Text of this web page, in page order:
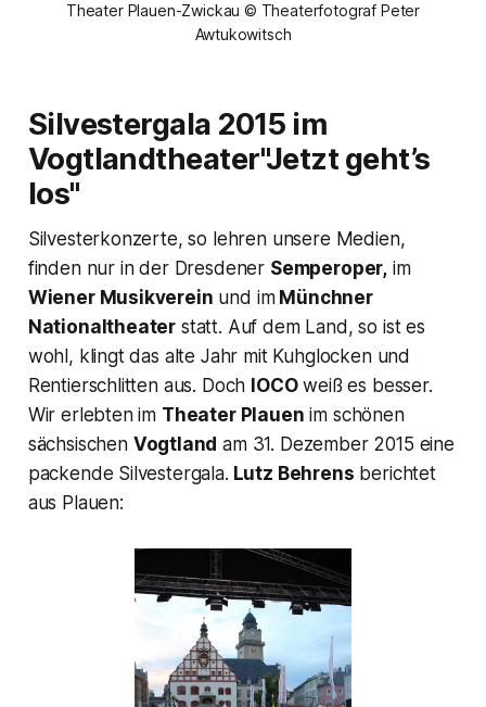
Theater Plauen-Zwickau © Theaterfotograf Peter
Awtukowitsch
Silvestergala 2015 im
Vogtlandtheater"Jetzt geht’s
los"
Silvesterkonzerte, so lehren unsere Medien,
finden nur in der Dresdener Semperoper, im
Wiener Musikverein und imMünchner
Nationaltheater statt. Auf dem Land, so ist es
wohl, klingt das alte Jahr mit Kuhglocken und
Rentierschlitten aus. Doch IOCOweiß es besser.
Wir erlebten im Theater Plauen im schönen
sächsischen Vogtland am 31. Dezember 2015 eine
packende Silvestergala. Lutz Behrens berichtet
aus Plauen: